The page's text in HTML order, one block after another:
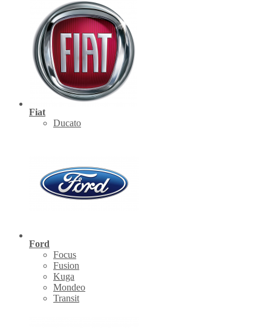
Fiat
Ducato
Ford
Focus
Fusion
Kuga
Mondeo
Transit